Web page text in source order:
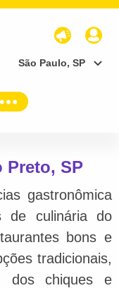
São Paulo, SP
Preto, SP
gastronômica
de culinária do
bons e
tradicionais,
dos chiques e